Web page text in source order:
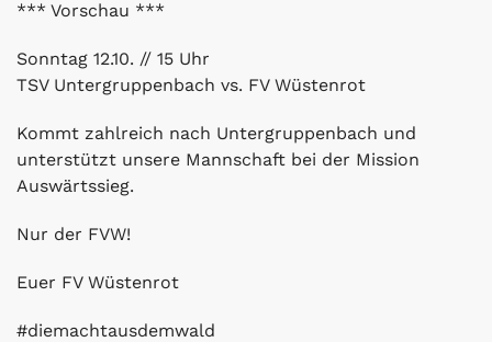
*** Vorschau ***
Sonntag 12.10. // 15 Uhr
TSV Untergruppenbach vs. FV Wüstenrot
Kommt zahlreich nach Untergruppenbach und
unterstützt unsere Mannschaft bei der Mission
Auswärtssieg.
Nur der FVW!
Euer FV Wüstenrot
#diemachtausdemwald